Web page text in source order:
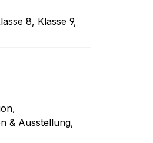
8, Klasse 9,
,
& Ausstellung,